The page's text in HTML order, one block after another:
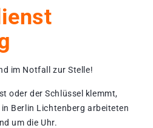
im Notfall zur Stelle!
oder der Schlüssel klemmt,
Berlin Lichtenberg arbeiteten
um die Uhr.